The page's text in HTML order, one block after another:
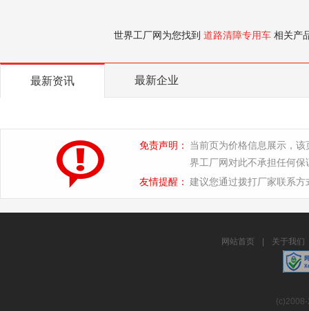
世界工厂网为您找到 道路清障专用车 相关产
最新资讯 最新企业
免责声明：
当前页为价格信息展示，
界工厂网对此不承担任何保
友情提醒： 建议您通过拨打厂家联系
网站首页 关于我们